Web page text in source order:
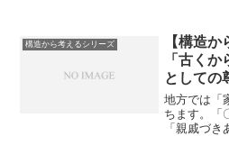
構造から考えるシリーズ
【構造
「古く
としての
〜女性が
立”〜
地方では「
ちます。「
「親戚づ